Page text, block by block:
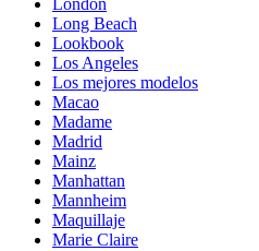
Long Beach
Lookbook
Los Angeles
Los mejores modelos
Macao
Madame
Madrid
Mainz
Manhattan
Mannheim
Maquillaje
Marie Claire